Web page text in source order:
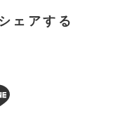
ェアする